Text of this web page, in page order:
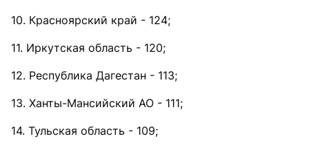
10. Красноярский край - 124;
11. Иркутская область - 120;
12. Республика Дагестан - 113;
13. Ханты-Мансийский АО - 111;
14. Тульская область - 109;